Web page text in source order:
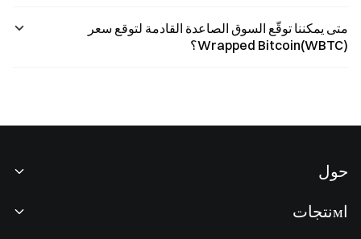
متى يمكننا توقّع السوق الصاعدة القادمة لتوقع سعر
Wrapped Bitcoin(WBTC)؟
حول
اмنتجات